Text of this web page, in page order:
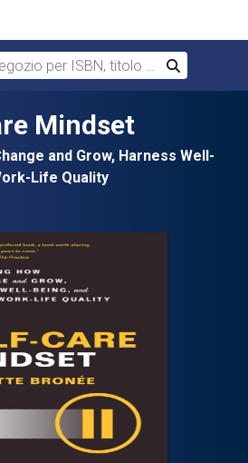
per ISBN, titolo o autore
Cerca
Mindset
and Grow, Harness Well-
Life Quality